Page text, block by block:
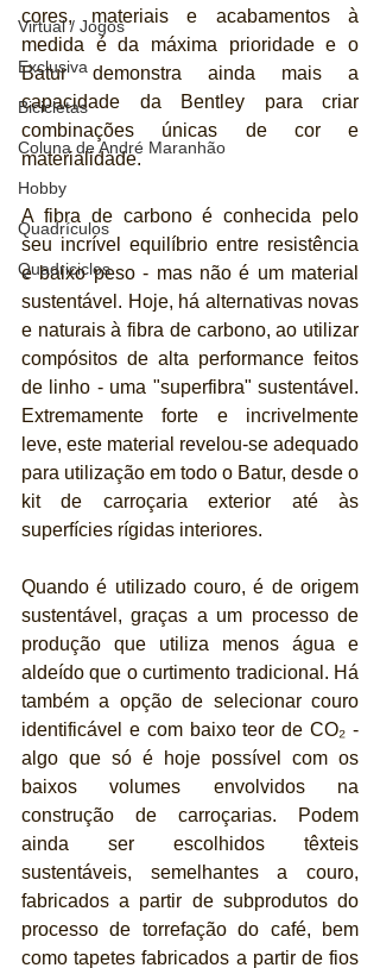
Virtual / Jogos
Exclusiva
Bicicletas
Coluna de André Maranhão
Hobby
Quadrículos
Quadriciclos
cores, materiais e acabamentos à
medida é da máxima prioridade e o
Batur demonstra ainda mais a
capacidade da Bentley para criar
combinações únicas de cor e
materialidade.
A fibra de carbono é conhecida pelo
seu incrível equilíbrio entre resistência
e baixo peso - mas não é um material
sustentável. Hoje, há alternativas novas
e naturais à fibra de carbono, ao utilizar
compósitos de alta performance feitos
de linho - uma "superfibra" sustentável.
Extremamente forte e incrivelmente
leve, este material revelou-se adequado
para utilização em todo o Batur, desde o
kit de carroçaria exterior até às
superfícies rígidas interiores.
Quando é utilizado couro, é de origem
sustentável, graças a um processo de
produção que utiliza menos água e
aldeído que o curtimento tradicional. Há
também a opção de selecionar couro
identificável e com baixo teor de CO₂ -
algo que só é hoje possível com os
baixos volumes envolvidos na
construção de carroçarias. Podem
ainda ser escolhidos têxteis
sustentáveis, semelhantes a couro,
fabricados a partir de subprodutos do
processo de torrefação do café, bem
como tapetes fabricados a partir de fios